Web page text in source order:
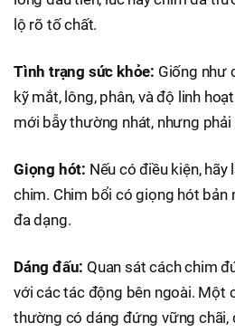
lộ rõ tố chất.
Tình trạng sức khỏe: Giống như
kỹ mắt, lông, phân, và độ linh
mới bẫy thường nhát, nhưng
Giọng hót: Nếu có điều kiện,
chim. Chim bổi có giọng hót bản
đa dạng.
Dáng đấu: Quan sát cách chim
với các tác động bên ngoài. Một
thường có dáng đứng vững chãi,